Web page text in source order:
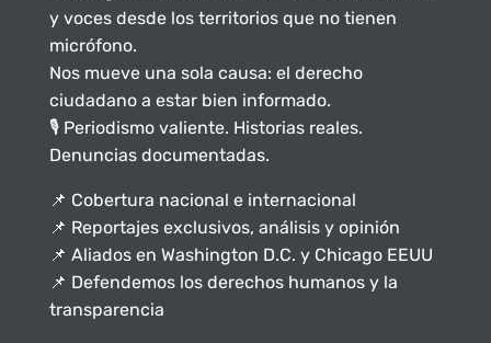
y voces desde los territorios que no tienen
micrófono.
Nos mueve una sola causa: el derecho
ciudadano a estar bien informado.
🎙️ Periodismo valiente. Historias reales.
Denuncias documentadas.
📌 Cobertura nacional e internacional
📌 Reportajes exclusivos, análisis y opinión
📌 Aliados en Washington D.C. y Chicago EEUU
📌 Defendemos los derechos humanos y la
transparencia